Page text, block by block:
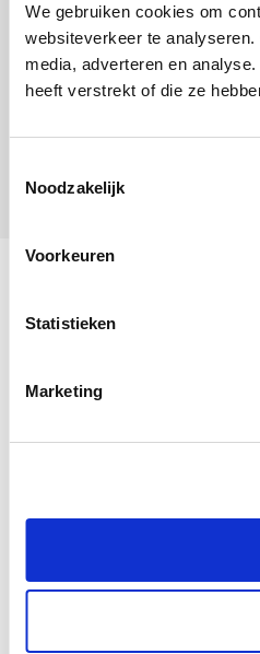
We gebruiken cookies om
websiteverkeer te
media, adverteren en
heeft verstrekt of die ze
Noodzakelijk
Voorkeuren
Statistieken
Marketing
Privacy
Policy
Nota
legal